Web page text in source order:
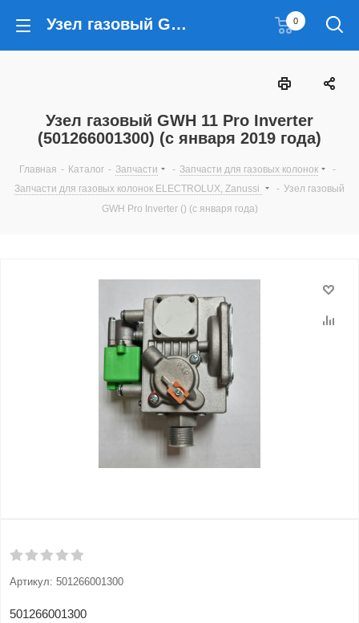
Узел газовый GWH 11 Pro Inverter (501266001300) (с января 2019 года) 0
Узел газовый GWH 11 Pro Inverter
(501266001300) (с января 2019 года)
Главная - Каталог - Запчасти - Запчасти для газовых колонок
-
Запчасти для газовых колонок ELECTROLUX, Zanussi
- Узел газовый
GWH Pro Inverter () (с января года)
Артикул: 501266001300
501266001300